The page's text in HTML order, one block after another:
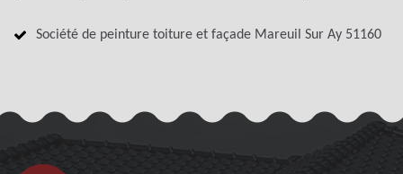
Société de peinture toiture et façade Mareuil Sur Ay 51160